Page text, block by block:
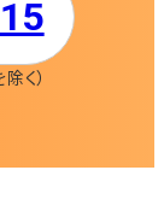
く）